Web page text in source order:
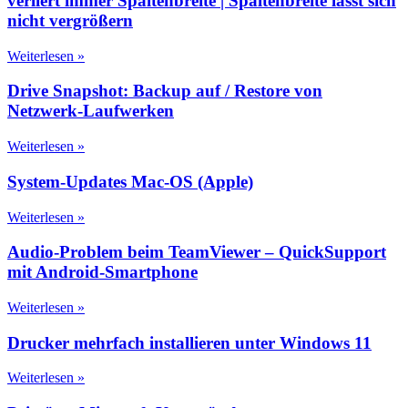
nicht vergrößern
Weiterlesen »
Drive Snapshot: Backup auf / Restore von
Netzwerk-Laufwerken
Weiterlesen »
System-Updates Mac-OS (Apple)
Weiterlesen »
Audio-Problem beim TeamViewer – QuickSupport
mit Android-Smartphone
Weiterlesen »
Drucker mehrfach installieren unter Windows 11
Weiterlesen »